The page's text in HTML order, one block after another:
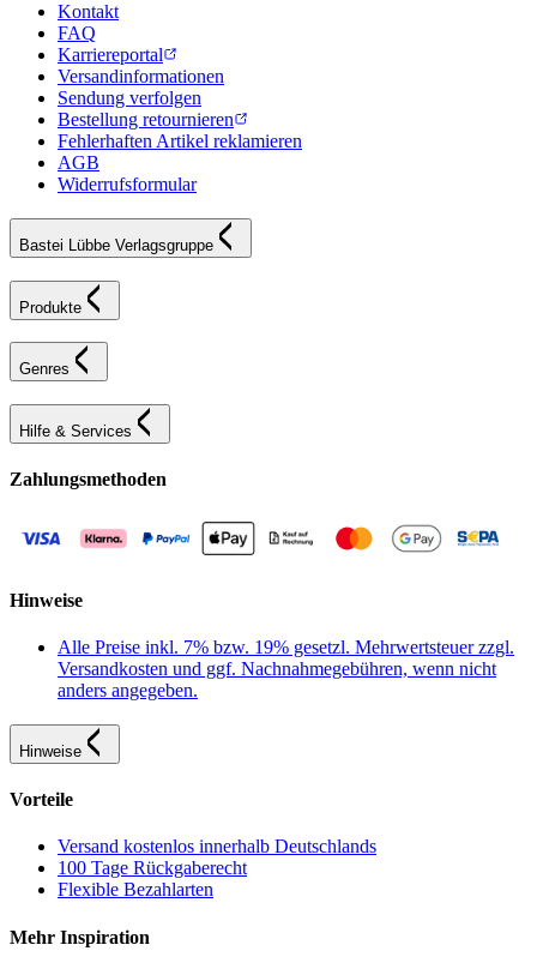
Kontakt
FAQ
Karriereportal
Versandinformationen
Sendung verfolgen
Bestellung retournieren
Fehlerhaften Artikel reklamieren
AGB
Widerrufsformular
Bastei Lübbe Verlagsgruppe
Produkte
Genres
Hilfe & Services
Zahlungsmethoden
Hinweise
Alle Preise inkl. 7% bzw. 19% gesetzl. Mehrwertsteuer zzgl.
Versandkosten und ggf. Nachnahmegebühren, wenn nicht
anders angegeben.
Hinweise
Vorteile
Versand kostenlos innerhalb Deutschlands
100 Tage Rückgaberecht
Flexible Bezahlarten
Mehr Inspiration